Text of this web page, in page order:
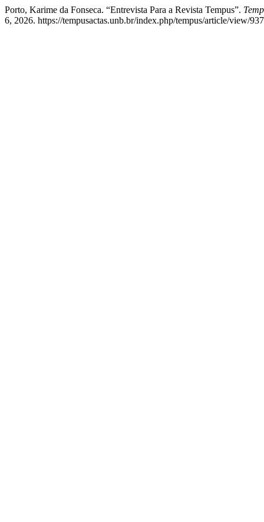
Porto, Karime da Fonseca. “Entrevista Para a Revista Tempus”.
6, 2026. https://tempusactas.unb.br/index.php/tempus/article/view/